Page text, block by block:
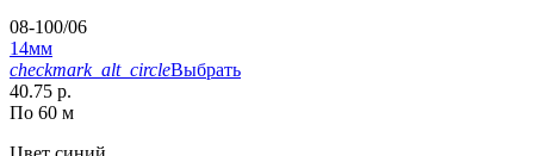
08-100/06
14мм
checkmark_alt_circleВыбрать
40.75 р.
По 60 м